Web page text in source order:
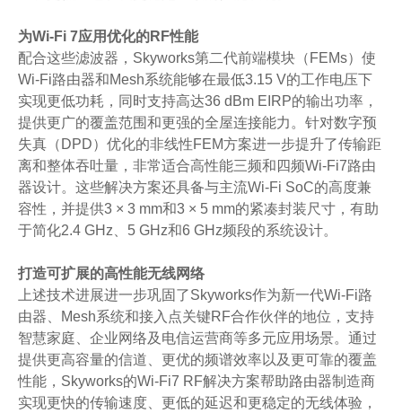
为Wi-Fi 7应用优化的RF性能
配合这些滤波器，Skyworks第二代前端模块（FEMs）使
Wi-Fi路由器和Mesh系统能够在最低3.15 V的工作电压下
实现更低功耗，同时支持高达36 dBm EIRP的输出功率，
提供更广的覆盖范围和更强的全屋连接能力。针对数字预
失真（DPD）优化的非线性FEM方案进一步提升了传输距
离和整体吞吐量，非常适合高性能三频和四频Wi-Fi7路由
器设计。这些解决方案还具备与主流Wi-Fi SoC的高度兼
容性，并提供3 × 3 mm和3 × 5 mm的紧凑封装尺寸，有助
于简化2.4 GHz、5 GHz和6 GHz频段的系统设计。
打造可扩展的高性能无线网络
上述技术进展进一步巩固了Skyworks作为新一代Wi-Fi路
由器、Mesh系统和接入点关键RF合作伙伴的地位，支持
智慧家庭、企业网络及电信运营商等多元应用场景。通过
提供更高容量的信道、更优的频谱效率以及更可靠的覆盖
性能，Skyworks的Wi-Fi7 RF解决方案帮助路由器制造商
实现更快的传输速度、更低的延迟和更稳定的无线体验，